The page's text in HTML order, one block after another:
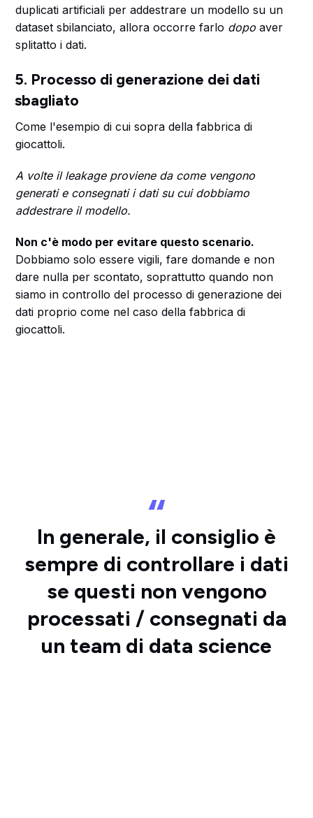
duplicati artificiali per addestrare un modello su un
dataset sbilanciato, allora occorre farlo dopoaver
splitatto i dati.
5. Processo di generazione dei dati
sbagliato
Come l'esempio di cui sopra della fabbrica di
giocattoli.
A volte il leakage proviene da come vengono
generati e consegnati i dati su cui dobbiamo
addestrare il modello.
Non c'è modo per evitare questo scenario.
Dobbiamo solo essere vigili, fare domande e non
dare nulla per scontato, soprattutto quando non
siamo in controllo del processo di generazione dei
dati proprio come nel caso della fabbrica di
giocattoli.
In generale, il consiglio è
sempre di controllare i dati
se questi non vengono
processati / consegnati da
un team di data science